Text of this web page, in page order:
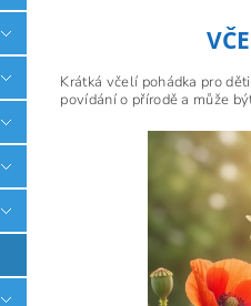
Krátká včelí pohádka pro
povídání o přírodě a může